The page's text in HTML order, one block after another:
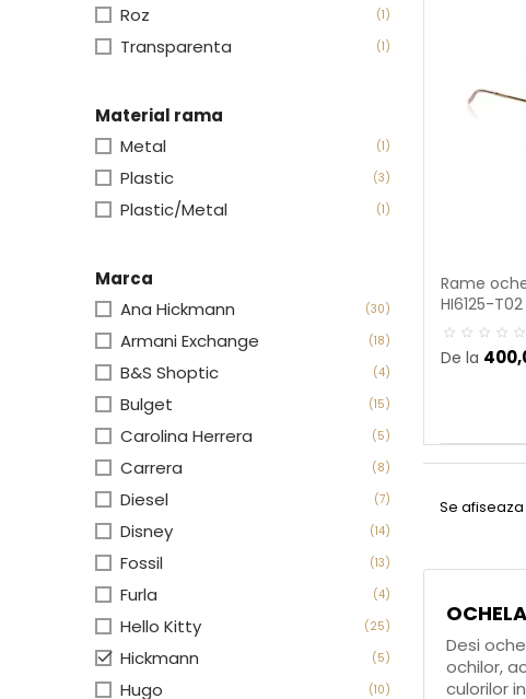
Roz (1)
Transparenta (1)
Material rama
Metal
(1)
Plastic (3)
Plastic/Metal (1)
Marca
Ana Hickmann
(30)
Armani Exchange (18)
B&S Shoptic (4)
Bulget (15)
Carolina Herrera (5)
Carrera (8)
Diesel (7)
Disney (14)
Fossil (13)
Furla (4)
Hello Kitty (25)
 Hickmann (5)
Hugo (10)
Rame
HI6125-T02
De la
Se
Desi
ochilor,
culorilor